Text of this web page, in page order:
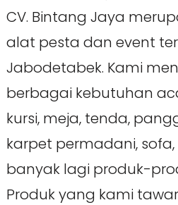
CV. Bintang Jaya
alat pesta dan event
Jabodetabek. Kami
berbagai kebutuhan
kursi, meja, tenda,
karpet permadani,
banyak lagi produk-
Produk yang kami